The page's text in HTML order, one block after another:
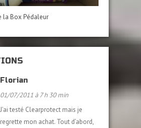
la Box Pédaleur
Florian
01/07/2011 à 7 h 30 min
J’ai testé Clearprotect mais je
regrette mon achat. Tout d’abord,